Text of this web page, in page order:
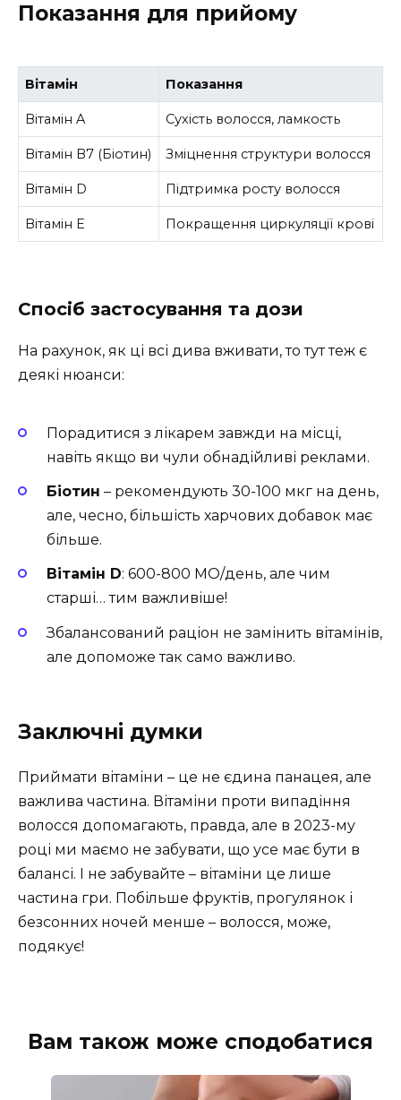
Показання для прийому
Вітамін Показання
Вітамін A Сухість волосся, ламкость
Вітамін B7 (Біотин) Зміцнення структури волосся
Вітамін D Підтримка росту волосся
Вітамін E Покращення циркуляції крові
Спосіб застосування та дози
На рахунок, як ці всі дива вживати, то тут теж є
деякі нюанси:
Порадитися з лікарем завжди на місці,
навіть якщо ви чули обнадійливі реклами.
Біотин – рекомендують 30-100 мкг на день,
але, чесно, більшість харчових добавок має
більше.
Вітамін D: 600-800 МО/день, але чим
старші… тим важливіше!
Збалансований раціон не замінить вітамінів,
але допоможе так само важливо.
Заключні думки
Приймати вітаміни – це не єдина панацея, але
важлива частина. Вітаміни проти випадіння
волосся допомагають, правда, але в 2023-му
році ми маємо не забувати, що усе має бути в
балансі. І не забувайте – вітаміни це лише
частина гри. Побільше фруктів, прогулянок і
безсонних ночей менше – волосся, може,
подякує!
Вам також може сподобатися